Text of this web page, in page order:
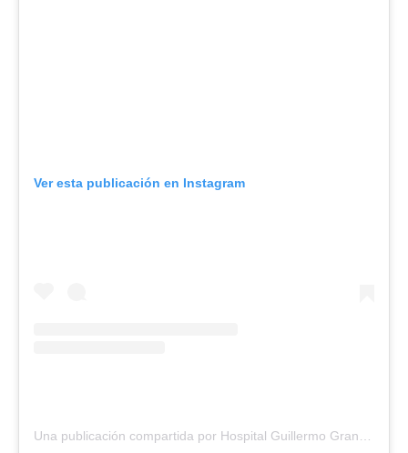
Ver esta publicación en Instagram
Una publicación compartida por Hospital Guillermo Grant (@hggbconcepcion)